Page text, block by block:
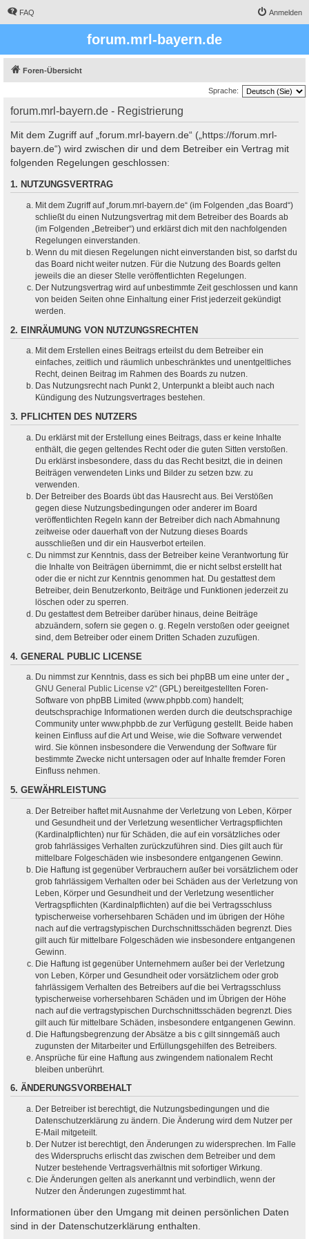
FAQ Anmelden
forum.mrl-bayern.de
Foren-Übersicht
Sprache:
forum.mrl-bayern.de - Registrierung
Mit dem Zugriff auf „forum.mrl-bayern.de“ („https://forum.mrl-
bayern.de“) wird zwischen dir und dem Betreiber ein Vertrag mit
folgenden Regelungen geschlossen:
1. NUTZUNGSVERTRAG
Mit dem Zugriff auf „forum.mrl-bayern.de“ (im Folgenden „das Board“)
schließt du einen Nutzungsvertrag mit dem Betreiber des Boards ab
(im Folgenden „Betreiber“) und erklärst dich mit den nachfolgenden
Regelungen einverstanden.
Wenn du mit diesen Regelungen nicht einverstanden bist, so darfst du
das Board nicht weiter nutzen. Für die Nutzung des Boards gelten
jeweils die an dieser Stelle veröffentlichten Regelungen.
Der Nutzungsvertrag wird auf unbestimmte Zeit geschlossen und kann
von beiden Seiten ohne Einhaltung einer Frist jederzeit gekündigt
werden.
2. EINRÄUMUNG VON NUTZUNGSRECHTEN
Mit dem Erstellen eines Beitrags erteilst du dem Betreiber ein
einfaches, zeitlich und räumlich unbeschränktes und unentgeltliches
Recht, deinen Beitrag im Rahmen des Boards zu nutzen.
Das Nutzungsrecht nach Punkt 2, Unterpunkt a bleibt auch nach
Kündigung des Nutzungsvertrages bestehen.
3. PFLICHTEN DES NUTZERS
Du erklärst mit der Erstellung eines Beitrags, dass er keine Inhalte
enthält, die gegen geltendes Recht oder die guten Sitten verstoßen.
Du erklärst insbesondere, dass du das Recht besitzt, die in deinen
Beiträgen verwendeten Links und Bilder zu setzen bzw. zu
verwenden.
Der Betreiber des Boards übt das Hausrecht aus. Bei Verstößen
gegen diese Nutzungsbedingungen oder anderer im Board
veröffentlichten Regeln kann der Betreiber dich nach Abmahnung
zeitweise oder dauerhaft von der Nutzung dieses Boards
ausschließen und dir ein Hausverbot erteilen.
Du nimmst zur Kenntnis, dass der Betreiber keine Verantwortung für
die Inhalte von Beiträgen übernimmt, die er nicht selbst erstellt hat
oder die er nicht zur Kenntnis genommen hat. Du gestattest dem
Betreiber, dein Benutzerkonto, Beiträge und Funktionen jederzeit zu
löschen oder zu sperren.
Du gestattest dem Betreiber darüber hinaus, deine Beiträge
abzuändern, sofern sie gegen o. g. Regeln verstoßen oder geeignet
sind, dem Betreiber oder einem Dritten Schaden zuzufügen.
4. GENERAL PUBLIC LICENSE
Du nimmst zur Kenntnis, dass es sich bei phpBB um eine unter der „
GNU General Public License v2“ (GPL) bereitgestellten Foren-
Software von phpBB Limited (www.phpbb.com) handelt;
deutschsprachige Informationen werden durch die deutschsprachige
Community unter www.phpbb.de zur Verfügung gestellt. Beide haben
keinen Einfluss auf die Art und Weise, wie die Software verwendet
wird. Sie können insbesondere die Verwendung der Software für
bestimmte Zwecke nicht untersagen oder auf Inhalte fremder Foren
Einfluss nehmen.
5. GEWÄHRLEISTUNG
Der Betreiber haftet mit Ausnahme der Verletzung von Leben, Körper
und Gesundheit und der Verletzung wesentlicher Vertragspflichten
(Kardinalpflichten) nur für Schäden, die auf ein vorsätzliches oder
grob fahrlässiges Verhalten zurückzuführen sind. Dies gilt auch für
mittelbare Folgeschäden wie insbesondere entgangenen Gewinn.
Die Haftung ist gegenüber Verbrauchern außer bei vorsätzlichem oder
grob fahrlässigem Verhalten oder bei Schäden aus der Verletzung von
Leben, Körper und Gesundheit und der Verletzung wesentlicher
Vertragspflichten (Kardinalpflichten) auf die bei Vertragsschluss
typischerweise vorhersehbaren Schäden und im übrigen der Höhe
nach auf die vertragstypischen Durchschnittsschäden begrenzt. Dies
gilt auch für mittelbare Folgeschäden wie insbesondere entgangenen
Gewinn.
Die Haftung ist gegenüber Unternehmern außer bei der Verletzung
von Leben, Körper und Gesundheit oder vorsätzlichem oder grob
fahrlässigem Verhalten des Betreibers auf die bei Vertragsschluss
typischerweise vorhersehbaren Schäden und im Übrigen der Höhe
nach auf die vertragstypischen Durchschnittsschäden begrenzt. Dies
gilt auch für mittelbare Schäden, insbesondere entgangenen Gewinn.
Die Haftungsbegrenzung der Absätze a bis c gilt sinngemäß auch
zugunsten der Mitarbeiter und Erfüllungsgehilfen des Betreibers.
Ansprüche für eine Haftung aus zwingendem nationalem Recht
bleiben unberührt.
6. ÄNDERUNGSVORBEHALT
Der Betreiber ist berechtigt, die Nutzungsbedingungen und die
Datenschutzerklärung zu ändern. Die Änderung wird dem Nutzer per
E-Mail mitgeteilt.
Der Nutzer ist berechtigt, den Änderungen zu widersprechen. Im Falle
des Widerspruchs erlischt das zwischen dem Betreiber und dem
Nutzer bestehende Vertragsverhältnis mit sofortiger Wirkung.
Die Änderungen gelten als anerkannt und verbindlich, wenn der
Nutzer den Änderungen zugestimmt hat.
Informationen über den Umgang mit deinen persönlichen Daten
sind in der Datenschutzerklärung enthalten.